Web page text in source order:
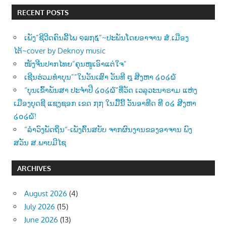
RECENT POSTS
ເພັງ”ຊີວີດຄົນລີ້ໄພ ໑໙໗໕”~ປະພັນໂດຍອາຈານ ສໍ.ເມືອງ
ໄຕ້~cover by Deknoy music
ໜັງຈີນປາກໄທຍ”ຄຸນໜູເອົາແຕ່ໃຈ”
ເຊີນຮ່ວມທຳບຸນ””ໃນວັນເສົາ ວັນທີ ໘ ສີງຫາ ໒໐໒໖
“ບຸນເຂົ້າພັນສາ ປະຈຳປີ ໒໐໒໖”ທີ່ວັດ ເວລຸວະນາຣາມ ແຫ່ງ
ເມືອງບຸດຊີ ແຊງຊອກ ເຂດ ໗໗ ໃນມື້ນີ້ ວັນອາທີດ ທີ ໐໒ ສີງຫາ
໒໐໒໖!
“ລຳວົງພັດຖິ່ນ“-ເພັງຕົ້ນສບັບ ຈາກຜົນງານຂອງອາຈານ ພົງ
ສວັນ ສ.ພາບມີໄຊ
ARCHIVES
August 2026 (4)
July 2026 (15)
June 2026 (13)